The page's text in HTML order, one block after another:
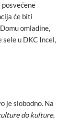
će biti
omladine,
sele u DKC Incel,
je slobodno. Na
do kulture,